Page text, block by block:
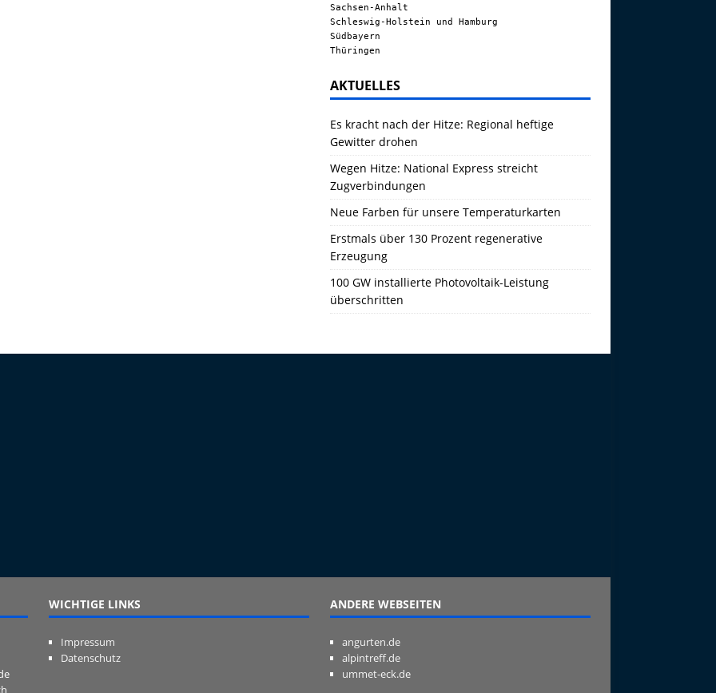
Sachsen-Anhalt
Schleswig-Holstein und Hamburg
Südbayern
Thüringen
AKTUELLES
Es kracht nach der Hitze: Regional heftige
Gewitter drohen
Wegen Hitze: National Express streicht
Zugverbindungen
Neue Farben für unsere Temperaturkarten
Erstmals über 130 Prozent regenerative
Erzeugung
100 GW installierte Photovoltaik-Leistung
überschritten
WICHTIGE LINKS
Impressum
Datenschutz
ANDERE WEBSEITEN
angurten.de
alpintreff.de
ummet-eck.de